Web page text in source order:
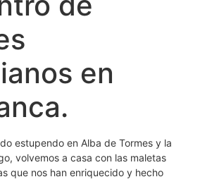
en
estupendo en Alba de Tormes y la
volvemos a casa con las maletas
que nos han enriquecido y hecho